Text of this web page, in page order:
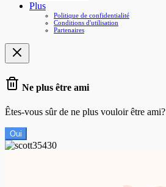
Plus
Politique de confidentialité
Conditions d'utilisation
Partenaires
Ne plus être ami
Êtes-vous sûr de ne plus vouloir être ami?
Oui